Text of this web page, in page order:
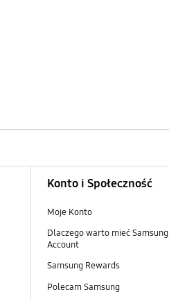
Konto i Społeczność
Moje Konto
Dlaczego warto mieć Samsung
Account
Samsung Rewards
Polecam Samsung